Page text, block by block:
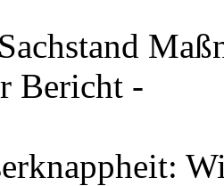
Bericht -